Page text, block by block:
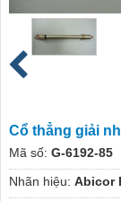
Cổ thẳng giải
Mã số: G-6192-85
Nhãn hiệu: Abicor